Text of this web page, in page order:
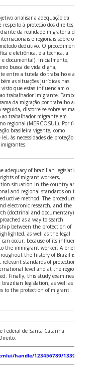
analisar a adequação da
à proteção dos direitos
da realidade migratória do
e regionais sobre o
dedutivo. O procedimento
e eletrônica, e a técnica, a
documental). Inicialmente,
busca de vida digna,
entre a tutela do trabalho e a
as situações jurídicas nas
visto que estas influenciam o
trabalhador imigrante. Também
da migração por trabalho ao
discorre-se sobre as mais
ao trabalhador migrante em
regional (MERCOSUL). Por fim,
brasileira vigente, como
às necessidades de proteção
adequacy of brazilian legislation
of migrant workers,
situation in the country and
and regional standards on the
method. The procedure
electronic research, and the
(doctrinal and documentary).
as a way to search
between the protection of
as well as the legal
occur, because of its influence
the immigrant worker. A brief
the history of Brazil is
standards of protection
level and at the regional
Finally, this study examines
legislation, as well as of
to the protection of migrant
Federal de Santa Catarina.
handle/123456789/133945